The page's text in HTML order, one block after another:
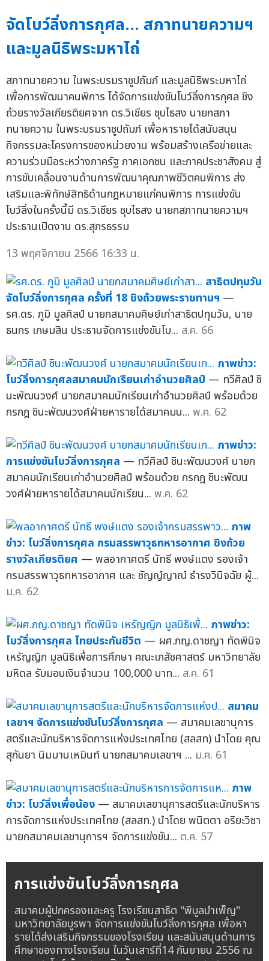
จัดโบว์ลิ่งการกุศล... สภาทนายความฯ
และมูลนิธิพระมหาไถ่
สภาทนายความ ในพระบรมราชูปถัมภ์ และมูลนิธิพระมหาไถ่
เพื่อการพัฒนาคนพิการ ได้จัดการแข่งขันโบว์ลิ่งการกุศล ชิง
ถ้วยรางวัลเกียรติยศจาก ดร.วิเชียร ชุบไธสง นายกสภา
ทนายความ ในพระบรมราชูปถัมภ์ เพื่อหารายได้สนับสนุน
กิจกรรมละโครงการของหน่วยงาน พร้อมสร้างเครือข่ายและ
ความร่วมมือระหว่างภาครัฐ ภาคเอกชน และภาคประชาสังคม สู่
การขับเคลื่อนงานด้านการพัฒนาคุณภาพชีวิตคนพิการ ส่ง
เสริมและพิทักษ์สิทธิด้านกฎหมายแก่คนพิการ การแข่งขัน
โบว์ลิ่งในครั้งนี้มี ดร.วิเชียร ชุบไธสง นายกสภาทนายความฯ
ประธานเปิดงาน ดร.สุภรธรรม
13 พฤศจิกายน 2566 16:33 น.
สาธิตปทุมวัน
จัดโบว์ลิ่งการกุศล ครั้งที่ 18 ชิงถ้วยพระราชทานฯ —
รศ.ดร. ภูมิ มูลศิลป์ นายกสมาคมศิษย์เก่าสาธิตปทุมวัน, นาย
ธนกร เกษมสิน ประธานจัดการแข่งขันโบ... ส.ค. 66
ภาพข่าว:
โบว์ลิ่งการกุศลสมาคมนักเรียนเก่าอำนวยศิลป์ — ทวีศิลป์ ชิ
นะพัฒนวงศ์ นายกสมาคมนักเรียนเก่าอำนวยศิลป์ พร้อมด้วย
กรกฎ ชินะพัฒนวงศ์ฝ่ายหารายได้สมาคมน... พ.ค. 62
ภาพข่าว:
การแข่งขันโบว์ลิ่งการกุศล — ทวีศิลป์ ชินะพัฒนวงศ์ นายก
สมาคมนักเรียนเก่าอำนวยศิลป์ พร้อมด้วย กรกฎ ชินะพัฒน
วงศ์ฝ่ายหารายได้สมาคมนักเรียน... พ.ค. 62
ภาพ
ข่าว: โบว์ลิ่งการกุศล กรมสรรพาวุธทหารอากาศ ชิงถ้วย
รางวัลเกียรติยศ — พลอากาศตรี นัทธี พงษ์แตง รองเจ้า
กรมสรรพาวุธทหารอากาศ และ ชัญญ์ญาณ์ ธำรงวินิจฉัย ผู้...
ม.ค. 62
ภาพข่าว:
โบว์ลิ่งการกุศล ไทยประกันชีวิต — ผศ.ภญ.ดาชญา ทัดพินิจ
เหรัญญิก มูลนิธิเพื่อการศึกษา คณะเภสัชศาสตร์ มหาวิทยาลัย
มหิดล รับมอบเงินจำนวน 100,000 บาท... ส.ค. 61
สมาคม
เลขาฯ จัดการแข่งขันโบว์ลิ่งการกุศล — สมาคมเลขานุการ
สตรีและนักบริหารจัดการแห่งประเทศไทย (สลสท) นำโดย คุณ
สุกันยา นิมมานเหมินท์ นายกสมาคมเลขาฯ ... ม.ค. 61
ภาพ
ข่าว: โบว์ลิ่งเพื่อน้อง — สมาคมเลขานุการสตรีและนักบริหาร
การจัดการแห่งประเทศไทย (สลสท.) นำโดย พนิตตา อริยะวิชา
นายกสมาคมเลขานุการฯ จัดการแข่งขัน... ต.ค. 57
การแข่งขันโบว์ลิ่งการกุศล
สมาคมผู้ปกครองและครู โรงเรียนสาธิต "พิบูลบำเพ็ญ"
มหาวิทยาลัยบูรพา จัดการแข่งขันโบว์ลิ่งการกุศล เพื่อหา
รายได้ส่งเสริมกิจกรรมของโรงเรียน และสนับสนุนด้านการ
ศึกษาของทางโรงเรียน ในวันเสาร์ที่14 กันยายน 2556 ณ